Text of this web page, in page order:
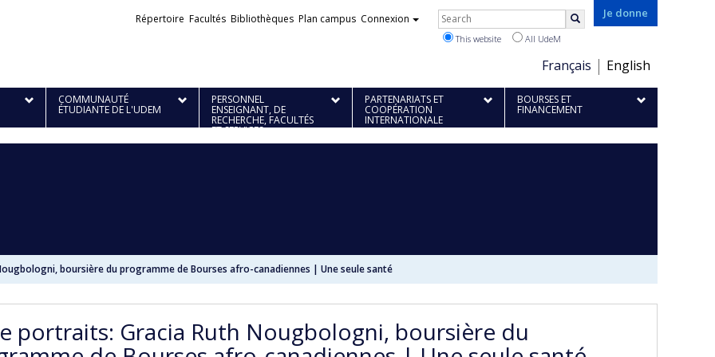
Je donne
Choix
de
la
langue
Français English
Liens
Répertoire Facultés Bibliothèques Plan campus Connexion Rechercher
This website All UdeM
COMMUNAUTÉ
ÉTUDIANTE DE L'UDEM
PERSONNEL
ENSEIGNANT, DE
RECHERCHE, FACULTÉS
ET SERVICES
PARTENARIATS ET
COOPÉRATION
INTERNATIONALE
BOURSES ET
FINANCEMENT
boursière du programme de Bourses afro-canadiennes | Une seule santé
portraits: Gracia Ruth Nougbologni, boursière du